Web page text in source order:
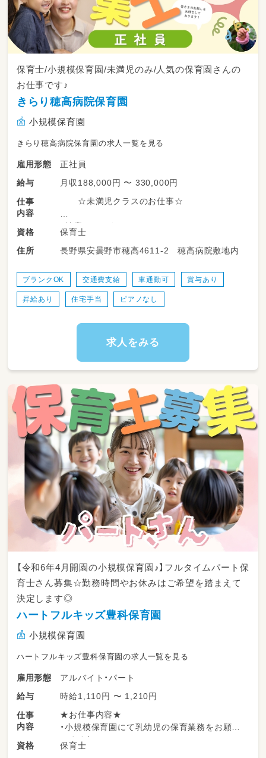
保育士/小規模保育園/未満児のみ/人気の保育園さんの
お仕事です♪
きらり穂高病院保育園
小規模保育園
きらり穂高病院保育園の求人一覧を見る
雇用形態
正社員
給与
月収188,000円 〜 330,000円
仕事
内容
☆未満児クラスのお仕事☆
・健康チェック
・屋内、外遊びの補助、見守り
・昼食、おやつの介助
・トイレ、お着換えの補助
・日誌等の記入 など
☆ブランクOK！
資格
保育士
住所
長野県安曇野市穂高4611-2 穂高病院敷地内
ブランクOK 交通費支給 車通勤可 賞与あり
昇給あり 住宅手当 ピアノなし
求人をみる
【令和6年4月開園の小規模保育園♪】フルタイムパート保
育士さん募集☆勤務時間やお休みはご希望を踏まえて
決定します◎
ハートフルキッズ豊科保育園
小規模保育園
ハートフルキッズ豊科保育園の求人一覧を見る
雇用形態
アルバイト・パート
給与
時給1,110円 〜 1,210円
仕事
内容
★お仕事内容★
・小規模保育園にて乳幼児の保育業務をお願い
します！
ご担当はご希望やご経験を踏まえて決定致しま
資格 保育士